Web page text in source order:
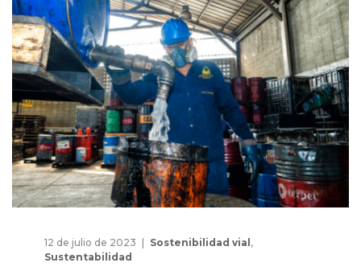
12 de julio de 2023 Sostenibilidad vial,
Sustentabilidad